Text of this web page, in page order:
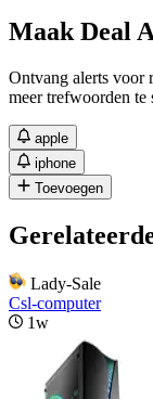
Maak Deal
Ontvang alerts voor
meer trefwoorden te
apple
iphone
Toevoegen
Lady-Sale
Csl-computer
1w